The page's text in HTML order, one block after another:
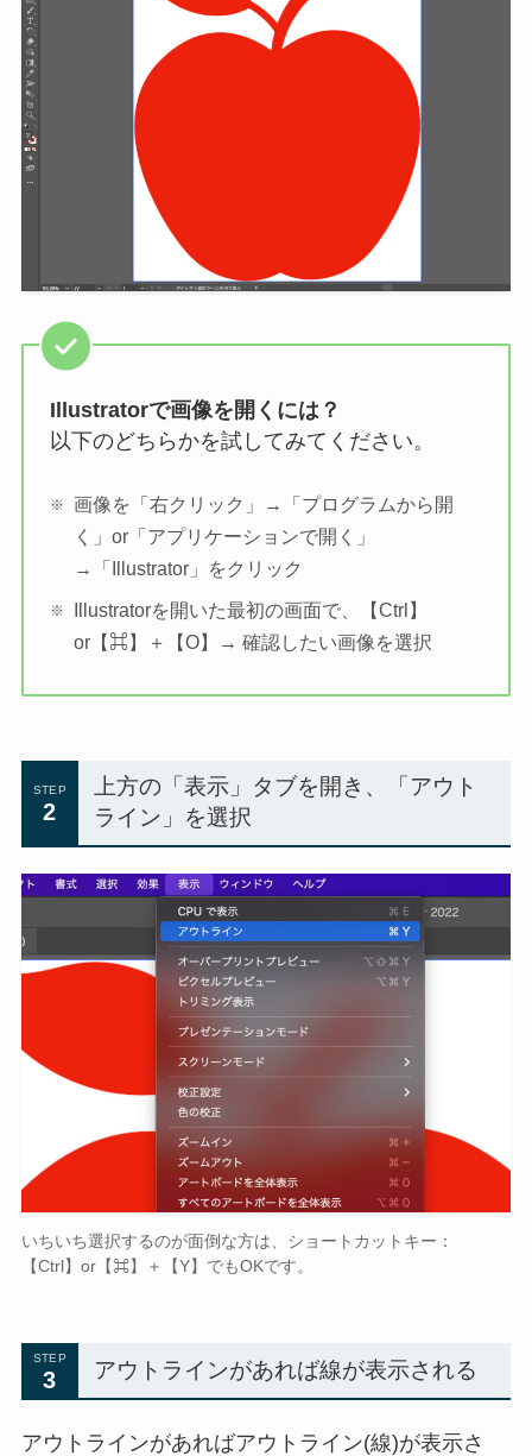
Illustratorで画像を開くには？
以下のどちらかを試してみてください。
画像を「右クリック」→「プログラムから開
く」or「アプリケーションで開く」
→「Illustrator」をクリック
Illustratorを開いた最初の画面で、【Ctrl】
or【⌘】＋【O】→ 確認したい画像を選択
STEP
2
上方の「表示」タブを開き、「アウト
ライン」を選択
いちいち選択するのが面倒な方は、ショートカットキー：
【Ctrl】or【⌘】＋【Y】でもOKです。
STEP
3 アウトラインがあれば線が表示される
アウトラインがあればアウトライン(線)が表示さ